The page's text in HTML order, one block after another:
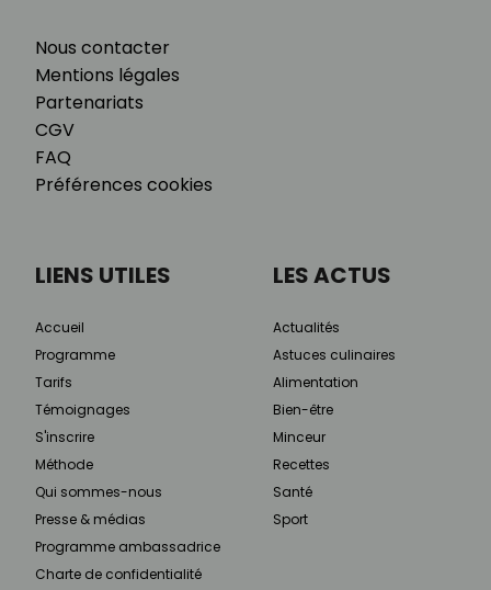
Nous contacter
Mentions légales
Partenariats
CGV
FAQ
Préférences cookies
LIENS UTILES
Accueil
Programme
Tarifs
Témoignages
S'inscrire
Méthode
Qui sommes-nous
Presse & médias
Programme ambassadrice
Charte de confidentialité
LES ACTUS
Actualités
Astuces culinaires
Alimentation
Bien-être
Minceur
Recettes
Santé
Sport